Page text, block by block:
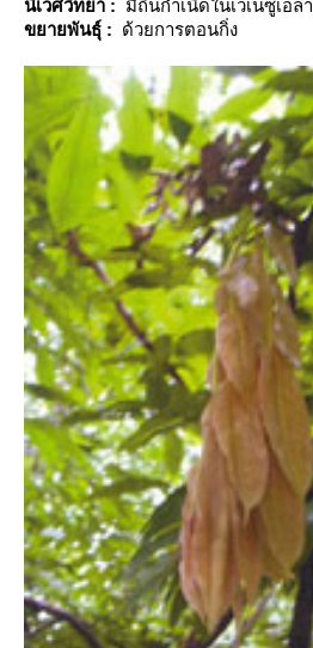
นิเวศวิทยา : มีถิ่นกำเนิดในเวเนซูเอล่า
ขยายพันธุ์ : ด้วยการตอนกิ่ง